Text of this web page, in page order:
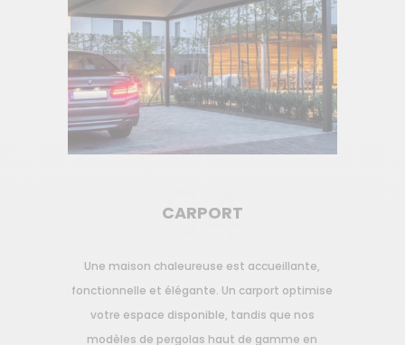
04
CARPORT
Une maison chaleureuse est accueillante,
fonctionnelle et élégante. Un carport optimise
votre espace disponible, tandis que nos
modèles de pergolas haut de gamme en